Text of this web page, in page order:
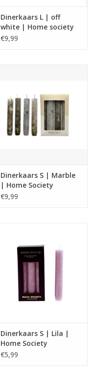
Dinerkaars L | off
white | Home society
€9,99
Dinerkaars S | Marble
| Home Society
€9,99
Dinerkaars S | Lila |
Home Society
€5,99